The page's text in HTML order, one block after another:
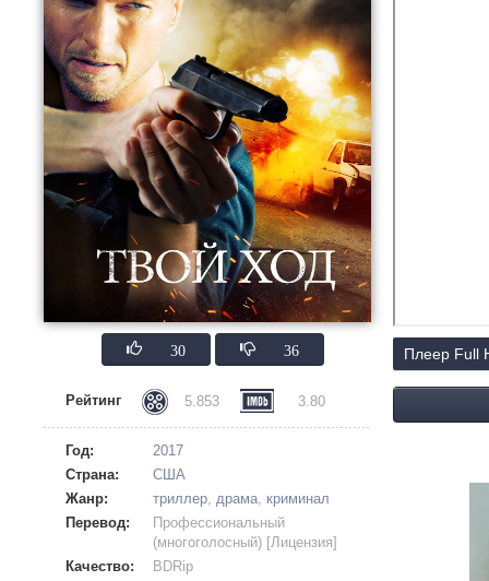
30 36
Рейтинг 5.853 3.80
Год:
2017
Страна:
США
Жанр:
триллер, драма, криминал
Перевод:
Профессиональный
(многоголосный) [Лицензия]
Качество:
BDRip
Плеер Full